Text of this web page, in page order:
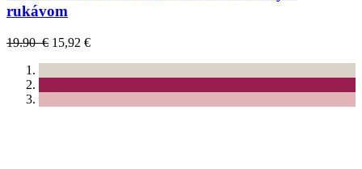
rukávom
19.90 € 15,92 €